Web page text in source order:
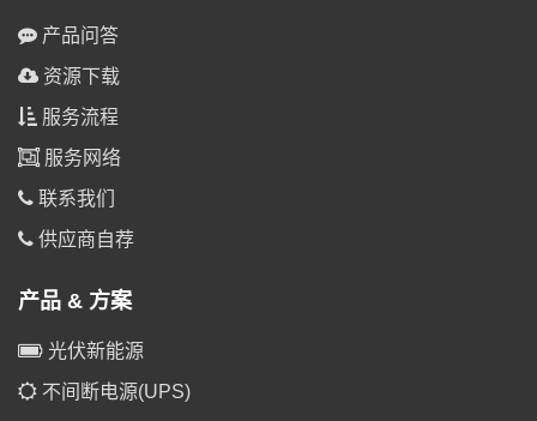
产品问答
资源下载
服务流程
服务网络
联系我们
供应商自荐
产品 & 方案
光伏新能源
不间断电源(UPS)